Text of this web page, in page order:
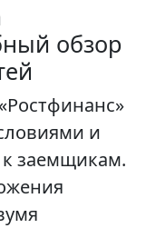
обзор
и
заемщикам.